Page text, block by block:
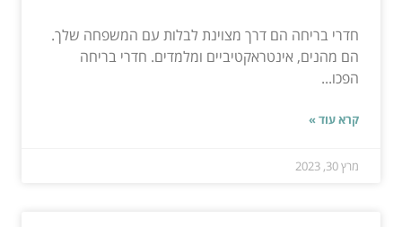
חדרי בריחה הם דרך מצוינת לבלות עם המשפחה שלך.
הם מהנים, אינטראקטיביים ומלמדים. חדרי בריחה
הפכו...
קרא עוד »
מרץ 30, 2023